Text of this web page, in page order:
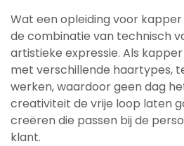
Wat een opleiding voor
de combinatie van technisch
artistieke expressie. Als
met verschillende haartypes,
werken, waardoor geen dag
creativiteit de vrije loop laten
creëren die passen bij de
klant.